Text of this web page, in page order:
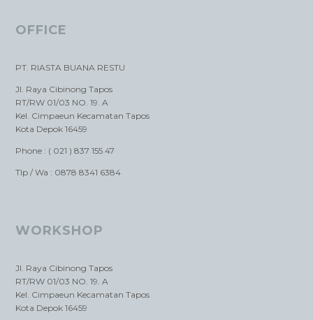
OFFICE
PT. RIASTA BUANA RESTU
Jl. Raya Cibinong Tapos
RT/RW 01/03 NO. 19. A
Kel. Cimpaeun Kecamatan Tapos
Kota Depok 16459
Phone : ( 021 ) 837 155 47
Tlp / Wa : 0878 8341 6384
WORKSHOP
Jl. Raya Cibinong Tapos
RT/RW 01/03 NO. 19. A
Kel. Cimpaeun Kecamatan Tapos
Kota Depok 16459